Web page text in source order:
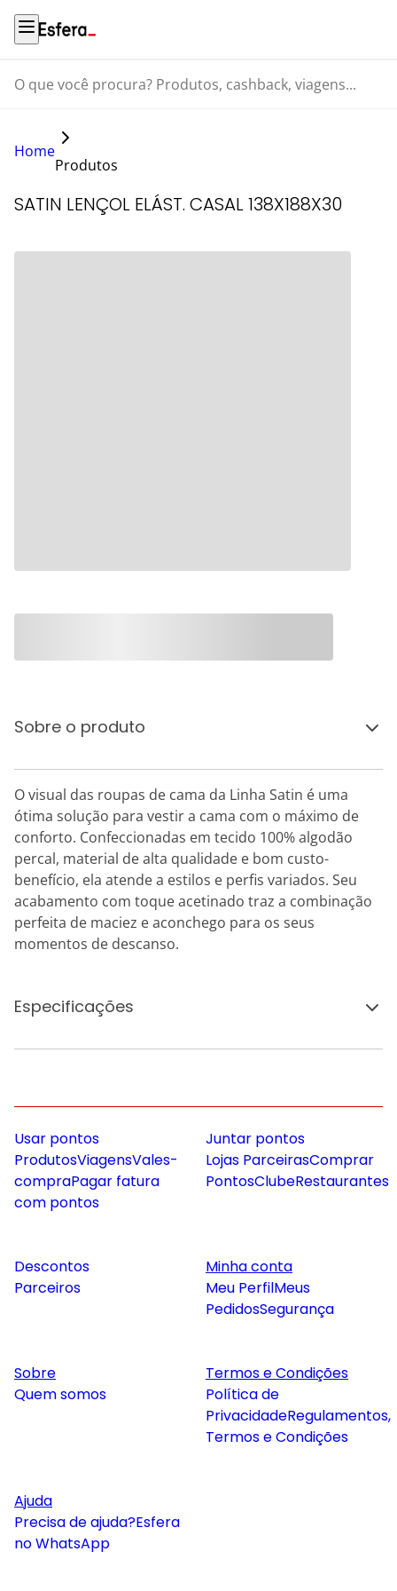
O que você procura? Produtos, cashback, viagens...
Home
Produtos
SATIN LENÇOL ELÁST. CASAL 138X188X30
Sobre o produto
O visual das roupas de cama da Linha Satin é uma
ótima solução para vestir a cama com o máximo de
conforto. Confeccionadas em tecido 100% algodão
percal, material de alta qualidade e bom custo-
benefício, ela atende a estilos e perfis variados. Seu
acabamento com toque acetinado traz a combinação
perfeita de maciez e aconchego para os seus
momentos de descanso.
Especificações
Usar pontos
ProdutosViagensVales-
compraPagar fatura
com pontos
Juntar pontos
Lojas ParceirasComprar
PontosClubeRestaurantes
Descontos
Parceiros
Minha conta
Meu PerfilMeus
PedidosSegurança
Sobre
Quem somos
Termos e Condições
Política de
PrivacidadeRegulamentos,
Termos e Condições
Ajuda
Precisa de ajuda?Esfera
no WhatsApp